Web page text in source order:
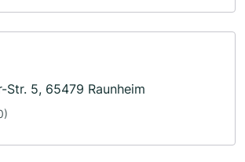
5, 65479 Raunheim